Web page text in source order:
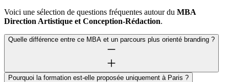
Voici une sélection de questions fréquentes autour du MBA
Direction Artistique et Conception-Rédaction.
Quelle différence entre ce MBA et un parcours plus orienté branding ?
Pourquoi la formation est-elle proposée uniquement à Paris ?